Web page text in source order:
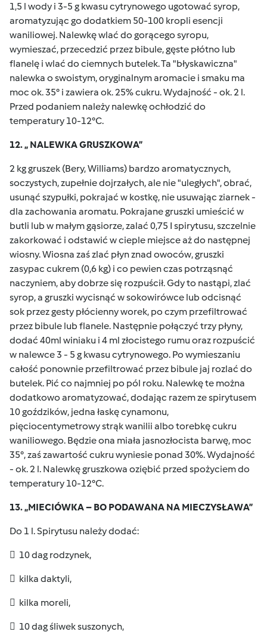
1,5 l wody i 3-5 g kwasu cytrynowego ugotować syrop,
aromatyzując go dodatkiem 50-100 kropli esencji
waniliowej. Nalewkę wlać do gorącego syropu,
wymieszać, przecedzić przez bibule, gęste płótno lub
flanelę i wlać do ciemnych butelek. Ta "błyskawiczna"
nalewka o swoistym, oryginalnym aromacie i smaku ma
moc ok. 35° i zawiera ok. 25% cukru. Wydajność - ok. 2 l.
Przed podaniem należy nalewkę ochłodzić do
temperatury 10-12°C.
12. „ NALEWKA GRUSZKOWA”
2 kg gruszek (Bery, Williams) bardzo aromatycznych,
soczystych, zupełnie dojrzałych, ale nie "uległych", obrać,
usunąć szypułki, pokrajać w kostkę, nie usuwając ziarnek -
dla zachowania aromatu. Pokrajane gruszki umieścić w
butli lub w małym gąsiorze, zalać 0,75 I spirytusu, szczelnie
zakorkować i odstawić w cieple miejsce aż do następnej
wiosny. Wiosna zaś zlać płyn znad owoców, gruszki
zasypac cukrem (0,6 kg) i co pewien czas potrząsnąć
naczyniem, aby dobrze się rozpuścił. Gdy to nastąpi, zlać
syrop, a gruszki wycisnąć w sokowirówce lub odcisnąć
sok przez gesty płócienny worek, po czym przefiltrować
przez bibule lub flanele. Następnie połączyć trzy płyny,
dodać 40ml winiaku i 4 ml złocistego rumu oraz rozpuścić
w nalewce 3 - 5 g kwasu cytrynowego. Po wymieszaniu
całość ponownie przefiltrować przez bibule jaj rozlać do
butelek. Pić co najmniej po pól roku. Nalewkę te można
dodatkowo aromatyzować, dodając razem ze spirytusem
10 goździków, jedna łaskę cynamonu,
pięciocentymetrowy strąk wanilii albo torebkę cukru
waniliowego. Będzie ona miała jasnozłocista barwę, moc
35°, zaś zawartość cukru wyniesie ponad 30%. Wydajność
- ok. 2 l. Nalewkę gruszkowa oziębić przed spożyciem do
temperatury 10-12°C.
13. „MIECIÓWKA – BO PODAWANA NA MIECZYSŁAWA”
Do 1 l. Spirytusu należy dodać:
 10 dag rodzynek,
 kilka daktyli,
 kilka moreli,
 10 dag śliwek suszonych,